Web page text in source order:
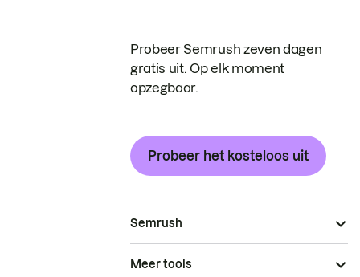
Probeer Semrush zeven dagen
gratis uit. Op elk moment
opzegbaar.
Probeer het kosteloos uit
Semrush
Meer tools